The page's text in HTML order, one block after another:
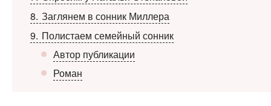
8 Заглянем в сонник Миллера
9 Полистаем семейный сонник
Автор публикации
Роман